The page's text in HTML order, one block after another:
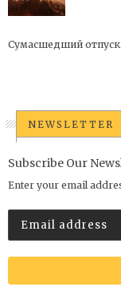
Сумасшедший
NEWSLETTER
Subscribe Our
Enter your email